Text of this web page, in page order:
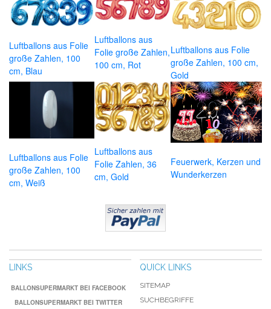
Luftballons aus Folie
große Zahlen, 100
cm, Blau
Luftballons aus
Folie große Zahlen,
100 cm, Rot
Luftballons aus Folie
große Zahlen, 100 cm,
Gold
Luftballons aus Folie
große Zahlen, 100
cm, Weiß
Luftballons aus
Folie Zahlen, 36
cm, Gold
Feuerwerk, Kerzen und
Wunderkerzen
LINKS
BALLONSUPERMARKT BEI FACEBOOK
BALLONSUPERMARKT BEI TWITTER
QUICK LINKS
SITEMAP
SUCHBEGRIFFE